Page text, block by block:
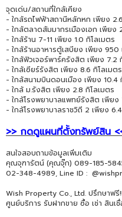
จุดเด่น/สถานที่ใกล้เคียง
- ใกล้รถไฟฟ้าสถานีหลักหก เพียง
- ใกล้ตลาดสัมมากรเมืองเอก เพียง
- ใกล้ร้าน 7-11 เพียง 1.0 กิโลเมตร
- ใกล้ร้านอาหารตู้เสบียง เพียง 950
- ใกล้ฟิวเจอร์พาร์ครังสิต เพียง 7.2
- ใกล้เซียร์รังสิต เพียง 8.6 กิโลเมตร
- ใกล้สนามบินดอนเมือง เพียง 10.4
- ใกล้ ม.รังสิต เพียง 2.8 กิโลเมตร
- ใกล้โรงพยาบาลแพทย์รังสิต เพียง
- ใกล้โรงพยาบาลราชวิถี 2 เพียง
>> กดดูแผนที่ตั้งทรัพย์สิน
สนใจสอบถามข้อมูลเพิ่มเติม
คุณจุฑารัตน์ (คุณจุ๊ก) 089-185-
02-348-4989, Line ID :
Wish Property Co., Ltd. ปรึกษาฟรี
ศูนย์บริการ รับฝากขาย ซื้อ เช่า สินเ